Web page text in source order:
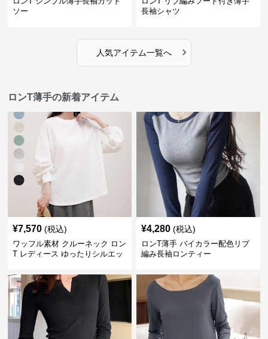
ソー
長袖シャツ
人気アイテム一覧へ ›
ロンT薄手の新着アイテム
¥7,570 (税込)
ワッフル素材 クルーネック ロン
T レディース ゆったりシルエッ
¥4,280 (税込)
ロンT薄手 バイカラー配色リブ
編み長袖ロンティー